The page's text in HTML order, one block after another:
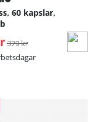
60 kapslar,
Ordinarie pris:
379 kr